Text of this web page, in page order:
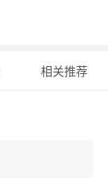
相关推荐